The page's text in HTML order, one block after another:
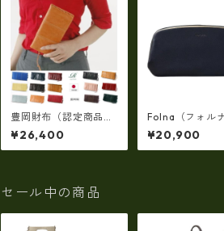
豊岡財布（認定商品）
FEEDBAG【豊岡製】
（15color）スペイン
仔牛革製☆手絞りオイ
7
¥26,400
Folna（フォル
ング天溝がま口
(牛革製・日本
2993878
¥20,900
セール中の商品